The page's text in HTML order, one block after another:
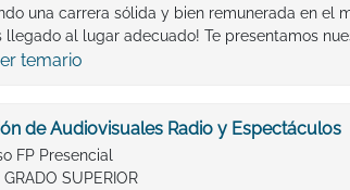
una carrera sólida y bien remunerada en el
llegado al lugar adecuado! Te presentamos
temario
de Audiovisuales Radio y Espectáculos
FP Presencial
GRADO SUPERIOR